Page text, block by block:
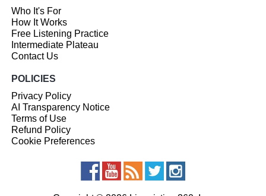
Who It's For
How It Works
Free Listening Practice
Intermediate Plateau
Contact Us
POLICIES
Privacy Policy
AI Transparency Notice
Terms of Use
Refund Policy
Cookie Preferences